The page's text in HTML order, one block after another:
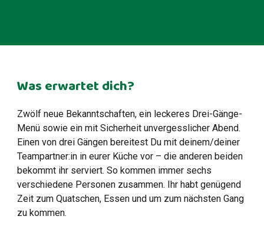
Was erwartet dich?
Zwölf neue Bekanntschaften, ein leckeres Drei-Gänge-
Menü sowie ein mit Sicherheit unvergesslicher Abend.
Einen von drei Gängen bereitest Du mit deinem/deiner
Teampartner:in in eurer Küche vor – die anderen beiden
bekommt ihr serviert. So kommen immer sechs
verschiedene Personen zusammen. Ihr habt genügend
Zeit zum Quatschen, Essen und um zum nächsten Gang
zu kommen.